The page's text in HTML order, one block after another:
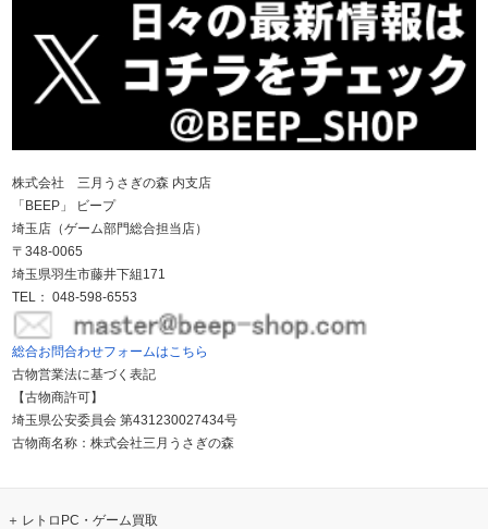
株式会社 三月うさぎの森 内支店
「BEEP」 ビープ
埼玉店（ゲーム部門総合担当店）
〒348-0065
埼玉県羽生市藤井下組171
TEL： 048-598-6553
総合お問合わせフォームはこちら
古物営業法に基づく表記
【古物商許可】
埼玉県公安委員会 第431230027434号
古物商名称：株式会社三月うさぎの森
レトロPC・ゲーム買取